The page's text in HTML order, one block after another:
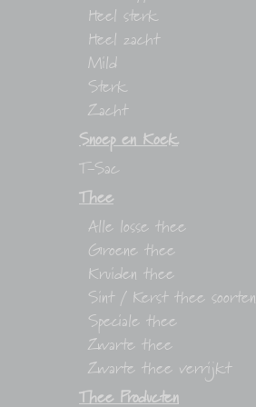
Heel sterk
Heel zacht
Mild
Sterk
Zacht
Snoep en Koek
T-Sac
Thee
Alle losse thee
Groene thee
Kruiden thee
Sint / Kerst thee soorten
Speciale thee
Zwarte thee
Zwarte thee verrijkt
Thee Producten